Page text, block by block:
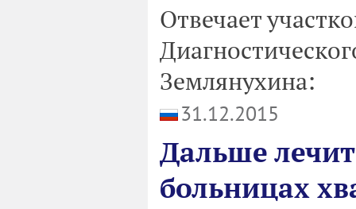
Отвечает
Землянухина:
31.12.2015
Дальше
больницах